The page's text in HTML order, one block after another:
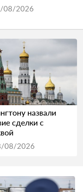
08/2026
назвали
сделки с
08/2026